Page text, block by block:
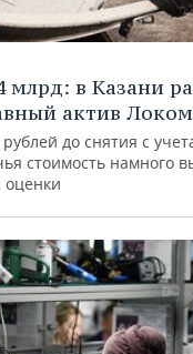
млрд: в Казани
актив
до снятия с
стоимость намного
оценки